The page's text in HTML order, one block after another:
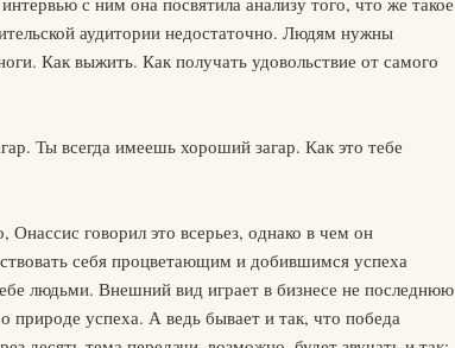
аудитории недостаточно. Людям нужны
Как выжить. Как получать удовольствие от самого
Ты всегда имеешь хороший загар. Как это тебе
говорил это всерьез, однако в чем он
себя процветающим и добившимся успеха
людьми. Внешний вид играет в бизнесе не последнюю
природе успеха. А ведь бывает и так, что победа